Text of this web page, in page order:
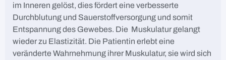
im Inneren gelöst, dies fördert eine verbesserte
Durchblutung und Sauerstoffversorgung und somit
Entspannung des Gewebes. Die Muskulatur gelangt
wieder zu Elastizität. Die Patientin erlebt eine
veränderte Wahrnehmung ihrer Muskulatur, sie wird sich